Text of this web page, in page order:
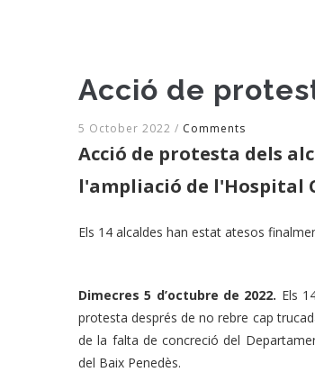
Acció de
5 October 2022 / Comments
Acció de protesta dels
l'ampliació de l'Hospital
Els 14 alcaldes han estat atesos
Dimecres 5 d’octubre de 2022. Els
protesta després de no rebre cap
de la falta de concreció del
del Baix Penedès.